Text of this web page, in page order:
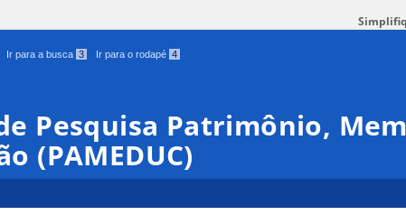
Ir para a busca 3 Ir para o rodapé 4
Pesquisa Patrimônio,
(PAMEDUC)